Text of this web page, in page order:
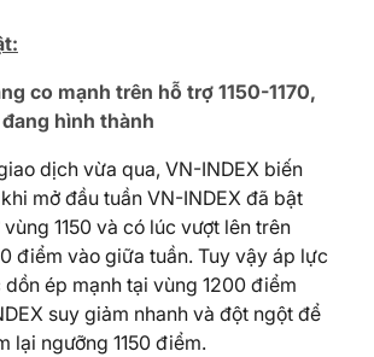
co mạnh trên hỗ trợ 1150-1170,
hình thành
dịch vừa qua, VN-INDEX biến
mở đầu tuần VN-INDEX đã bật
1150 và có lúc vượt lên trên
điểm vào giữa tuần. Tuy vậy áp lực
ép mạnh tại vùng 1200 điểm
suy giảm nhanh và đột ngột để
lại ngưỡng 1150 điểm.